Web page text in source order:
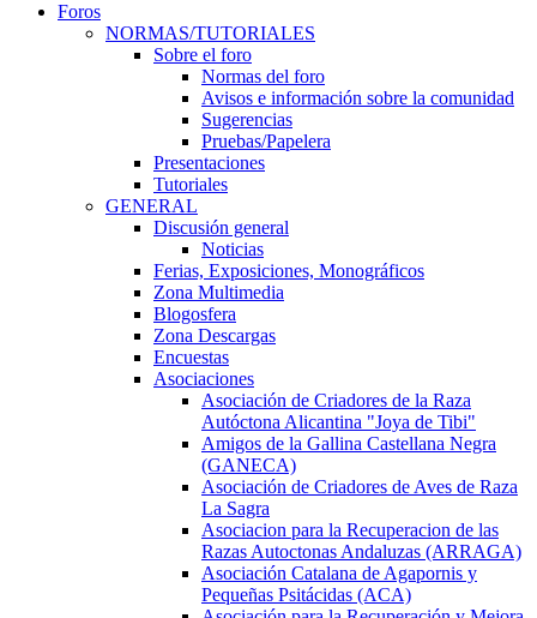
Foros
NORMAS/TUTORIALES
Sobre el foro
Normas del foro
Avisos e información sobre la comunidad
Sugerencias
Pruebas/Papelera
Presentaciones
Tutoriales
GENERAL
Discusión general
Noticias
Ferias, Exposiciones, Monográficos
Zona Multimedia
Blogosfera
Zona Descargas
Encuestas
Asociaciones
Asociación de Criadores de la Raza
Autóctona Alicantina "Joya de Tibi"
Amigos de la Gallina Castellana Negra
(GANECA)
Asociación de Criadores de Aves de Raza
La Sagra
Asociacion para la Recuperacion de las
Razas Autoctonas Andaluzas (ARRAGA)
Asociación Catalana de Agapornis y
Pequeñas Psitácidas (ACA)